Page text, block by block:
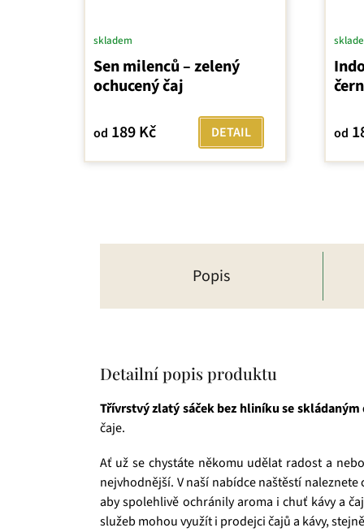
Sen milenců – zelený
ochucený čaj
skladem
od 189 Kč DETAIL od
Popis
Detailní popis produktu
Třívrstvýzlatý sáček bez hliníku se
čaje.
Ať už se chystáte někomu udělat radost a
nejvhodnější. V naší nabídce naštěstí
aby spolehlivě ochránily aroma i chuť kávy a
služeb mohou využít i prodejci čajů a kávy,